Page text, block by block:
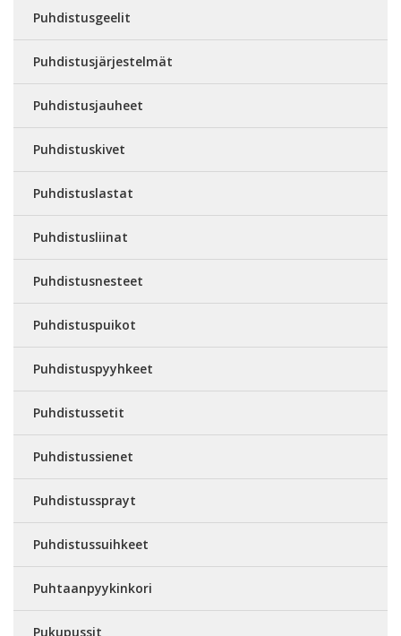
Puhdistusgeelit
Puhdistusjärjestelmät
Puhdistusjauheet
Puhdistuskivet
Puhdistuslastat
Puhdistusliinat
Puhdistusnesteet
Puhdistuspuikot
Puhdistuspyyhkeet
Puhdistussetit
Puhdistussienet
Puhdistussprayt
Puhdistussuihkeet
Puhtaanpyykinkori
Pukupussit